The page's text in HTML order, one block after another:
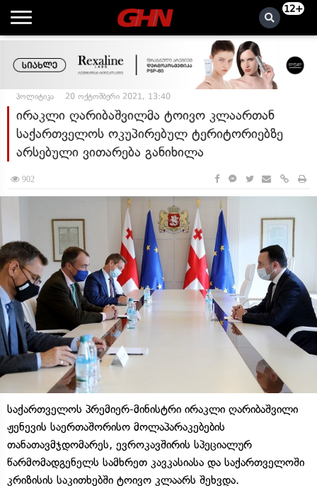
12+
პოლიტიკა 20 ოქტომბერი 2021, 13:40
ირაკლი ღარიბაშვილმა ტოივო კლაართან
საქართველოს ოკუპირებულ ტერიტორიებზე
არსებული ვითარება განიხილა
902
საქართველოს პრემიერ-მინისტრი ირაკლი ღარიბაშვილი
ჟენევის საერთაშორისო მოლაპარაკებების
თანათავმჯდომარეს, ევროკავშირის სპეციალურ
წარმომადგენელს სამხრეთ კავკასიასა და საქართველოში
კრიზისის საკითხებში ტოივო კლაარს შეხვდა.